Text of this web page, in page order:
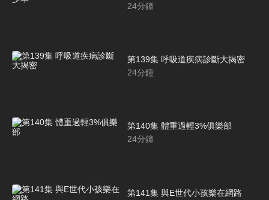
24分鐘
第139集 呼吸道疾病診斷大揭密
24分鐘
第140集 體重過輕3%俱樂部
24分鐘
第141集 與E世代小孩樂在網路